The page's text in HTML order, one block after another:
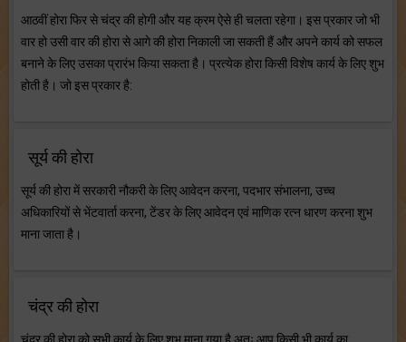
आठवीं होरा फिर से चंद्र की होगी और यह क्रम ऐसे ही चलता रहेगा। इस प्रकार जो भी
वार हो उसी वार की होरा से आगे की होरा निकाली जा सकती हैं और अपने कार्य को सफल
बनाने के लिए उसका प्रारंभ किया सकता है। प्रत्येक होरा किसी विशेष कार्य के लिए शुभ
होती है। जो इस प्रकार है:
सूर्य की होरा
सूर्य की होरा में सरकारी नौकरी के लिए आवेदन करना, पदभार संभालना, उच्च
अधिकारियों से भेंटवार्ता करना, टेंडर के लिए आवेदन एवं माणिक रत्न धारण करना शुभ
माना जाता है।
चंद्र की होरा